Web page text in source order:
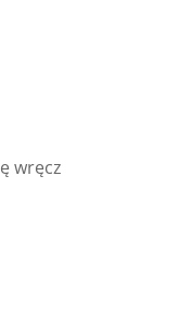
wręcz